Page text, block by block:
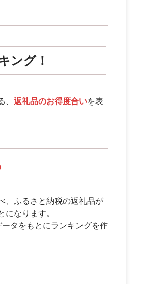
ング！
返礼品のお得度合いを表
、ふるさと納税の返礼品が
なります。
タをもとにランキングを作